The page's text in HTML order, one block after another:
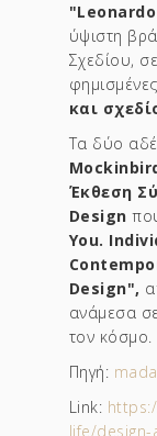
ύψιστη
Σχεδίου,
φημισμένες
και
Τα δύο
Έκθεση
Design
You.
Design",
ανάμεσα
τον κόσμο.
Πηγή:
Link:
life/